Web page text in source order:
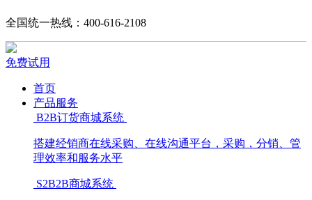
全国统一热线：400-616-2108
免费试用
首页
产品服务
B2B订货商城系统
搭建经销商在线采购、在线沟通平台，采购，分销、管
理效率和服务水平
S2B2B商城系统